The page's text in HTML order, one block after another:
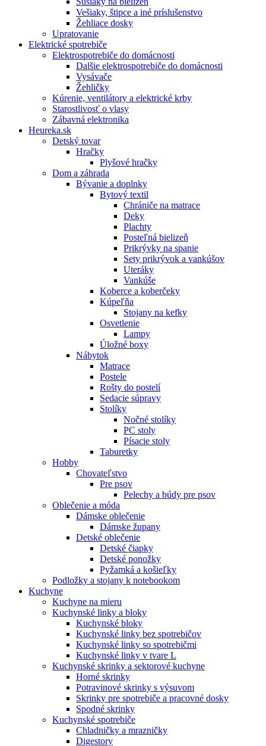
Vešiaky, štipce a iné príslušenstvo
Žehliace dosky
Upratovanie
Elektrické spotrebiče
Elektrospotrebiče do domácnosti
Dalšie elektrospotrebiče do domácnosti
Vysávače
Žehličky
Kúrenie, ventilátory a elektrické krby
Starostlivosť o vlasy
Zábavná elektronika
Heureka.sk
Detský tovar
Hračky
Plyšové hračky
Dom a záhrada
Bývanie a doplnky
Bytový textil
Chrániče na matrace
Deky
Plachty
Posteľná bielizeň
Prikrývky na spanie
Sety prikrývok a vankúšov
Uteráky
Vankúše
Koberce a koberčeky
Kúpeľňa
Stojany na kefky
Osvetlenie
Lampy
Úložné boxy
Nábytok
Matrace
Postele
Rošty do postelí
Sedacie súpravy
Stolíky
Nočné stolíky
PC stoly
Písacie stoly
Taburetky
Hobby
Chovateľstvo
Pre psov
Pelechy a búdy pre psov
Oblečenie a móda
Dámske oblečenie
Dámske župany
Detské oblečenie
Detské čiapky
Detské ponožky
Pyžamká a košieľky
Podložky a stojany k notebookom
Kuchyne
Kuchyne na mieru
Kuchynské linky a bloky
Kuchynské bloky
Kuchynské linky bez spotrebičov
Kuchynské linky so spotrebičmi
Kuchynské linky v tvare L
Kuchynské skrinky a sektorové kuchyne
Horné skrinky
Potravinové skrinky s výsuvom
Skrinky pre spotrebiče a pracovné dosky
Spodné skrinky
Kuchynské spotrebiče
Chladničky a mrazničky
Digestory